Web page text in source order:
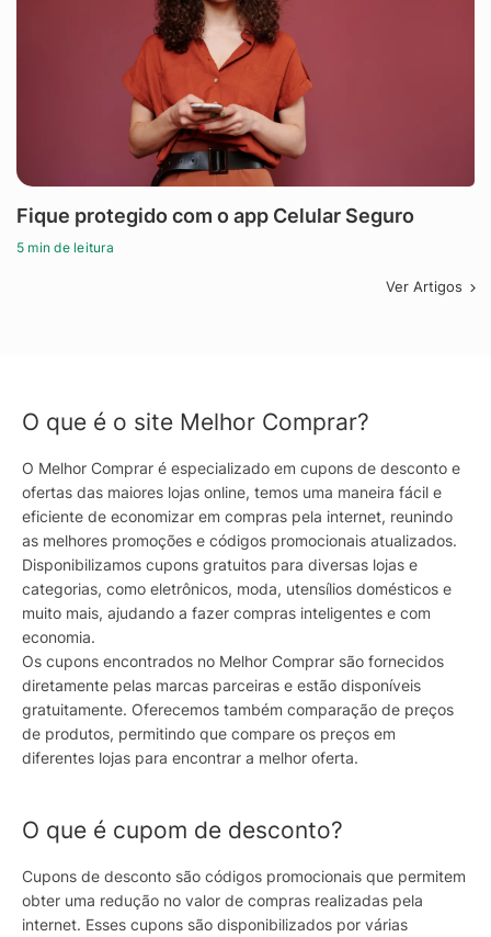
Fique protegido com o app Celular Seguro
5 min de leitura
Ver Artigos
O que é o site Melhor Comprar?
O Melhor Comprar é especializado em cupons de desconto e
ofertas das maiores lojas online, temos uma maneira fácil e
eficiente de economizar em compras pela internet, reunindo
as melhores promoções e códigos promocionais atualizados.
Disponibilizamos cupons gratuitos para diversas lojas e
categorias, como eletrônicos, moda, utensílios domésticos e
muito mais, ajudando a fazer compras inteligentes e com
economia.
Os cupons encontrados no Melhor Comprar são fornecidos
diretamente pelas marcas parceiras e estão disponíveis
gratuitamente. Oferecemos também comparação de preços
de produtos, permitindo que compare os preços em
diferentes lojas para encontrar a melhor oferta.
O que é cupom de desconto?
Cupons de desconto são códigos promocionais que permitem
obter uma redução no valor de compras realizadas pela
internet. Esses cupons são disponibilizados por várias